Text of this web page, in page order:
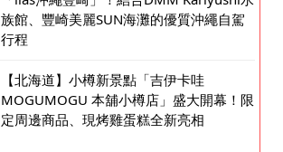
族館、豐崎美麗SUN海灘的優質沖繩自駕
行程
【北海道】小樽新景點「吉伊卡哇
MOGUMOGU 本舖小樽店」盛大開幕！限
定周邊商品、現烤雞蛋糕全新亮相